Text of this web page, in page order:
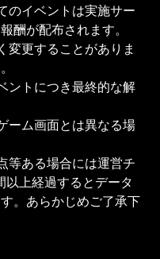
のイベントは実施サー
酬が配布されます。
変更することがありま
ントにつき最終的な解
ーム画面とは異なる場
等ある場合には運営チ
以上経過するとデータ
。あらかじめご了承下